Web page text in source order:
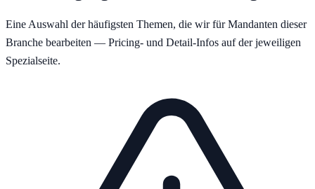
Eine Auswahl der häufigsten Themen, die wir für Mandanten dieser
Branche bearbeiten — Pricing- und Detail-Infos auf der jeweiligen
Spezialseite.